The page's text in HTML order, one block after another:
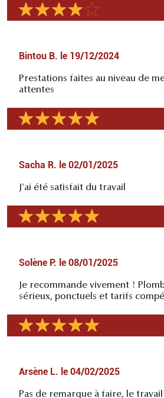
Bintou B. le 19/12/2024
Prestations faites au niveau de
attentes
Sacha R. le 02/01/2025
J'ai été satisfait du travail
Solène P. le 08/01/2025
Je recommande vivement !
sérieux, ponctuels et tarifs
Arsène L. le 04/02/2025
Pas de remarque à faire, le